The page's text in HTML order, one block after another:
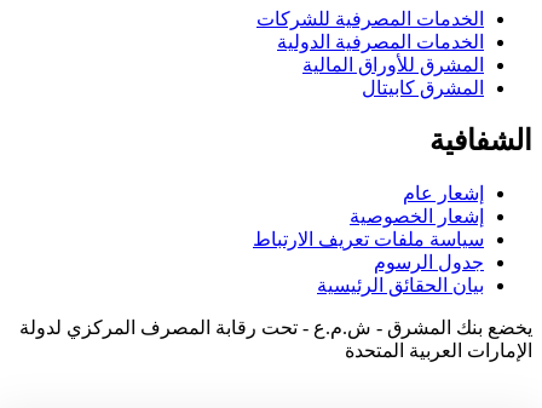
الخدمات المصرفية للشركات
الخدمات المصرفية الدولية
المشرق للأوراق المالية
المشرق كابيتال
الشفافية
إشعار عام
إشعار الخصوصية
سياسة ملفات تعريف الارتباط
جدول الرسوم
بيان الحقائق الرئيسية
يخضع بنك المشرق - ش.م.ع - تحت رقابة المصرف المركزي لدولة
الإمارات العربية المتحدة